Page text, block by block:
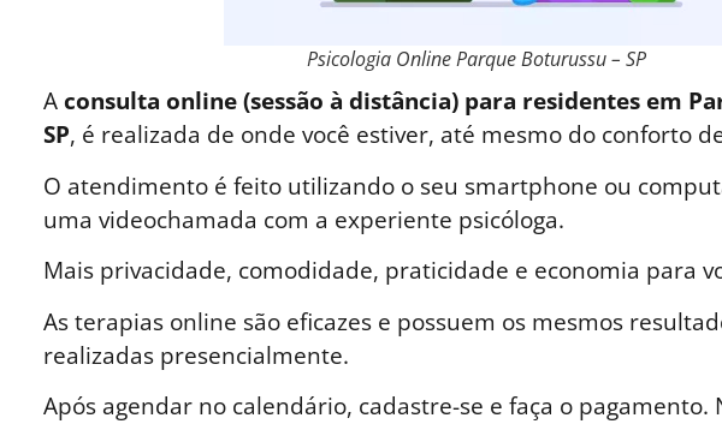
Psicologia Online Parque Boturussu – SP
Aconsulta online (sessão à distância) para residentes em
SP, é realizada de onde você estiver, até mesmo do conforto
O atendimento é feito utilizando o seu smartphone ou
uma videochamada com a experiente psicóloga.
Mais privacidade, comodidade, praticidade e economia para
As terapias online são eficazes e possuem os mesmos
realizadas presencialmente.
Após agendar no calendário, cadastre-se e faça o pagamento.